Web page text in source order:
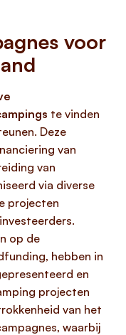
voor
te vinden
Deze
van
van
via diverse
projecten
op de
hebben in
en
projecten
van het
waarbij